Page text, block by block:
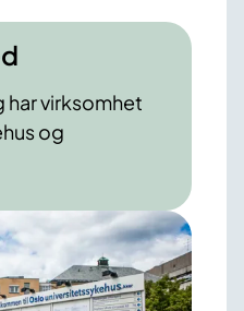
har virksomhet
og